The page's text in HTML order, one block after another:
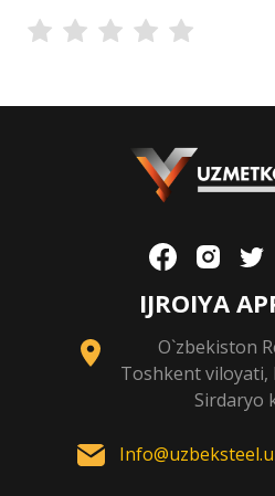
IJROIYA
O`zbekiston
Toshkent viloyati,
Sirdaryo